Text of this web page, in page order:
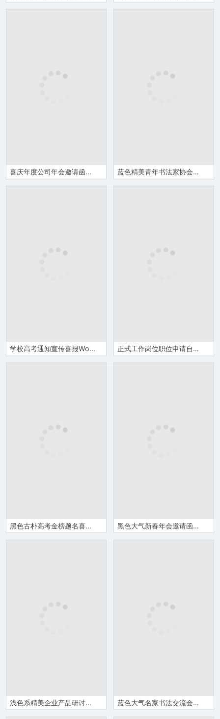
喜庆年度公司年会邀请函Word模板 蓝色精美青年书法家协会邀请函Word模板
学校高考通知宣传喜报Word模板 正式工作岗位职位申请自荐信word模板
黑色古朴高考金榜题名喜报Word模板 黑色大气新春年会邀请函Word模板
浅色系精美企业产品研讨会邀请函Word模板 蓝色大气名家书法交流会邀请函Word模板